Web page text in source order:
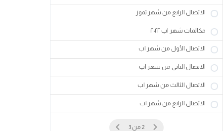
الاتصال الرابع من شهر تموز
مكالمات شهر اب ٢٠٢٢
الاتصال الأول من شهر اب
الاتصال الثاني من شهر اب
الاتصال الثالث من شهر اب
الاتصال الرابع من شهر اب
2 من 3